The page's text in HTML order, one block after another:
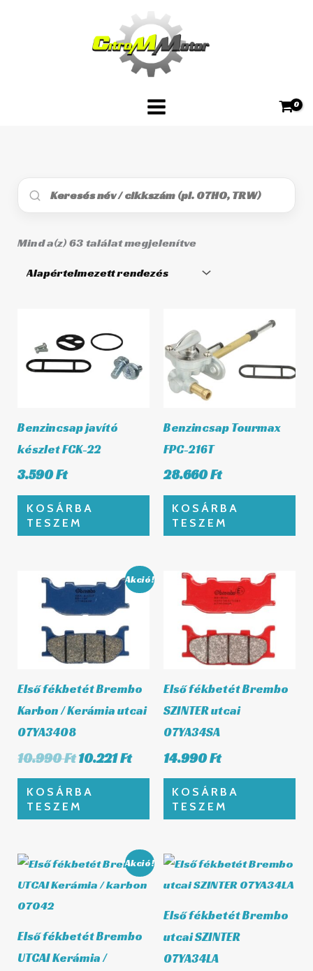
Mind a(z) 63 találat megjelenítve
Benzincsap javító
készlet FCK-22
3.590Ft
KOSÁRBA
TESZEM
Benzincsap Tourmax
FPC-216T
28.660Ft
KOSÁRBA
TESZEM
Akció!
Első fékbetét Brembo
Karbon / Kerámia utcai
07YA3408
10.990Ft
Original
price
was:
10.990 Ft.
10.221Ft
Current
price
10.221 Ft.
KOSÁRBA
TESZEM
Első fékbetét Brembo
SZINTER utcai
07YA34SA
14.990Ft
KOSÁRBA
TESZEM
Akció!
Első fékbetét Brembo
UTCAI Kerámia /
Original
price
Current
price
7.896 Ft.Első fékbetét Brembo
utcai SZINTER
07YA34LA